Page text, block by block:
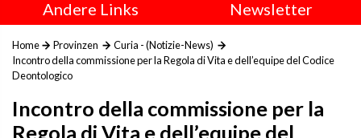
Andere Links
Newsletter
Home Provinzen
Curia - (Notizie-News)
Incontro della commissione per la Regola di Vita e dell’equipe del Codice
Deontologico
Incontro della commissione per la
Regola di Vita e dell’equipe del